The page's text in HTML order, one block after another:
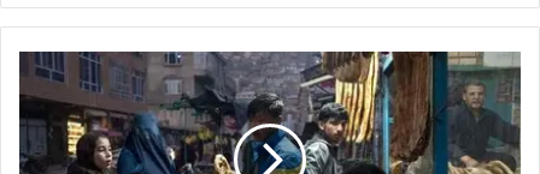
افغانستان
زیر
سایه
تناقض:
قدرت